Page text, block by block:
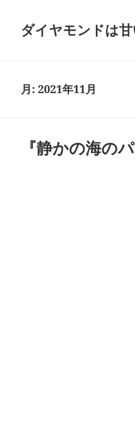
ダイヤモンドは
月:2021年11月
『静かの海の